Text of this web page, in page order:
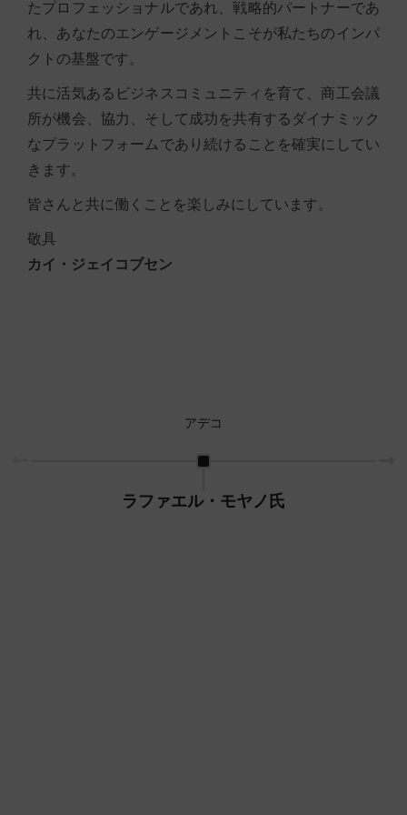
たプロフェッショナルであれ、戦略的パートナーであ
れ、あなたのエンゲージメントこそが私たちのインパ
クトの基盤です。
共に活気あるビジネスコミュニティを育て、商工会議
所が機会、協力、そして成功を共有するダイナミック
なプラットフォームであり続けることを確実にしてい
きます。
皆さんと共に働くことを楽しみにしています。
敬具
カイ・ジェイコブセン
アデコ
ラファエル・モヤノ氏